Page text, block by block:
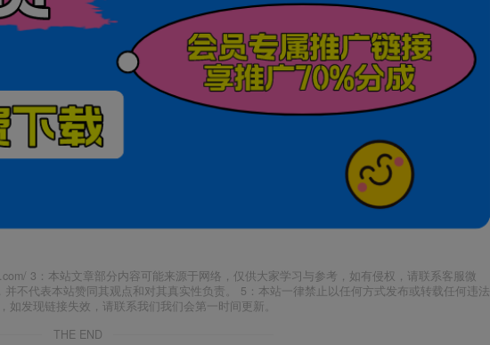
3：本站文章部分内容可能来源于网络，仅供大家学习与参考，如有侵权，请联系客服微
不代表本站赞同其观点和对其真实性负责。 5：本站一律禁止以任何方式发布或转载任何违法
发现链接失效，请联系我们我们会第一时间更新。
THE END